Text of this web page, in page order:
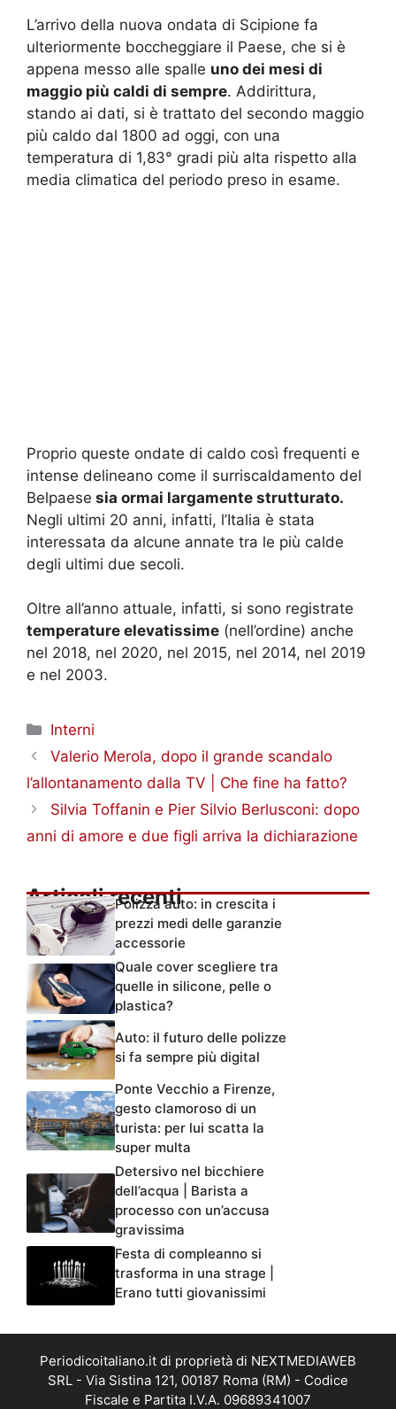
L’arrivo della nuova ondata di Scipione fa
ulteriormente boccheggiare il Paese, che si è
appena messo alle spalle uno dei mesi di
maggio più caldi di sempre. Addirittura,
stando ai dati, si è trattato del secondo maggio
più caldo dal 1800 ad oggi, con una
temperatura di 1,83° gradi più alta rispetto alla
media climatica del periodo preso in esame.
Proprio queste ondate di caldo così frequenti e
intense delineano come il surriscaldamento del
Belpaese sia ormai largamente strutturato.
Negli ultimi 20 anni, infatti, l’Italia è stata
interessata da alcune annate tra le più calde
degli ultimi due secoli.
Oltre all’anno attuale, infatti, si sono registrate
temperature elevatissime (nell’ordine) anche
nel 2018, nel 2020, nel 2015, nel 2014, nel 2019
e nel 2003.
Categorie
Interni
Valerio Merola, dopo il grande scandalo
l’allontanamento dalla TV | Che fine ha fatto?
Silvia Toffanin e Pier Silvio Berlusconi: dopo
anni di amore e due figli arriva la dichiarazione
Articoli recentiPolizza auto: in crescita i
prezzi medi delle garanzie
accessorie
Quale cover scegliere tra
quelle in silicone, pelle o
plastica?
Auto: il futuro delle polizze
si fa sempre più digital
Ponte Vecchio a Firenze,
gesto clamoroso di un
turista: per lui scatta la
super multa
Detersivo nel bicchiere
dell’acqua | Barista a
processo con un’accusa
gravissima
Festa di compleanno si
trasforma in una strage |
Erano tutti giovanissimi
Periodicoitaliano.it di proprietà di NEXTMEDIAWEB
SRL - Via Sistina 121, 00187 Roma (RM) - Codice
Fiscale e Partita I.V.A. 09689341007